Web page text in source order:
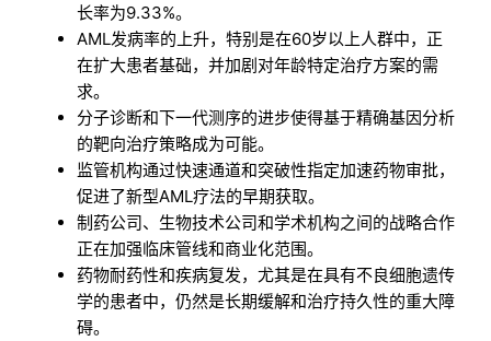
长率为9.33%。
AML发病率的上升，特别是在60岁以上人群中，正
在扩大患者基础，并加剧对年龄特定治疗方案的需
求。
分子诊断和下一代测序的进步使得基于精确基因分析
的靶向治疗策略成为可能。
监管机构通过快速通道和突破性指定加速药物审批，
促进了新型AML疗法的早期获取。
制药公司、生物技术公司和学术机构之间的战略合作
正在加强临床管线和商业化范围。
药物耐药性和疾病复发，尤其是在具有不良细胞遗传
学的患者中，仍然是长期缓解和治疗持久性的重大障
碍。